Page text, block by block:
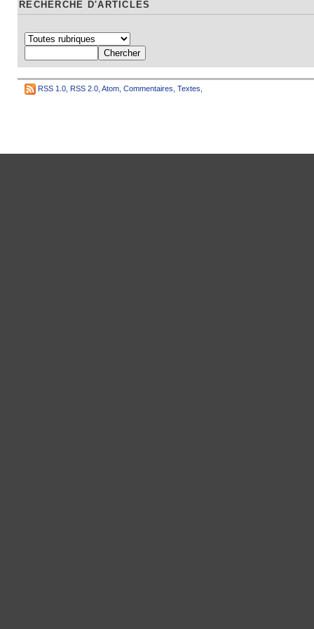
RECHERCHE D'ARTICLES
RSS 1.0 RSS 2.0 Atom Commentaires Textes